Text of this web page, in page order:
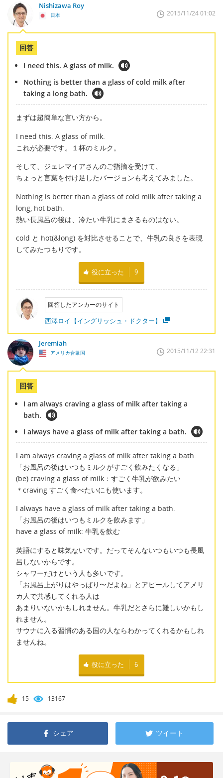
Nishizawa Roy
日本 2015/11/24 01:02
回答
I need this. A glass of milk.
Nothing is better than a glass of cold milk after
taking a long bath.
まずは超簡単な言い方から。
I need this. A glass of milk.
これが必要です。１杯のミルク。
そして、ジェレマイアさんのご指摘を受けて、
ちょっと言葉を付け足したバージョンも考えてみました。
Nothing is better than a glass of cold milk after taking a
long, hot bath.
熱い長風呂の後は、冷たい牛乳にまさるものはない。
cold と hot(&long) を対比させることで、牛乳の良さを表現
してみたつもりです。
役に立った 9
回答したアンカーのサイト
西澤ロイ【イングリッシュ・ドクター】
Jeremiah
アメリカ合衆国 2015/11/12 22:31
回答
I am always craving a glass of milk after taking a
bath.
I always have a glass of milk after taking a bath.
I am always craving a glass of milk after taking a bath.
「お風呂の後はいつもミルクがすごく飲みたくなる」
(be) craving a glass of milk：すごく牛乳が飲みたい
＊craving すごく食べたいにも使います。
I always have a glass of milk after taking a bath.
「お風呂の後はいつもミルクを飲みます」
have a glass of milk: 牛乳を飲む
英語にすると味気ないです。だってそんないつもいつも長風
呂しないからです。
シャワーだけという人も多いです。
「お風呂上がりはやっぱり〜だよね」とアピールしてアメリ
カ人で共感してくれる人は
あまりいないかもしれません。牛乳だとさらに難しいかもし
れません。
サウナに入る習慣のある国の人ならわかってくれるかもしれ
ませんね。
役に立った 6
15 13167
シェア ツイート